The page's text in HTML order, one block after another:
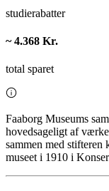
studierabatter
~ 4.368 Kr.
total sparet
Faaborg Museums
hovedsageligt af
sammen med stifteren
museet i 1910 i